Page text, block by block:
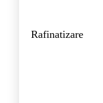
Rafinatizare